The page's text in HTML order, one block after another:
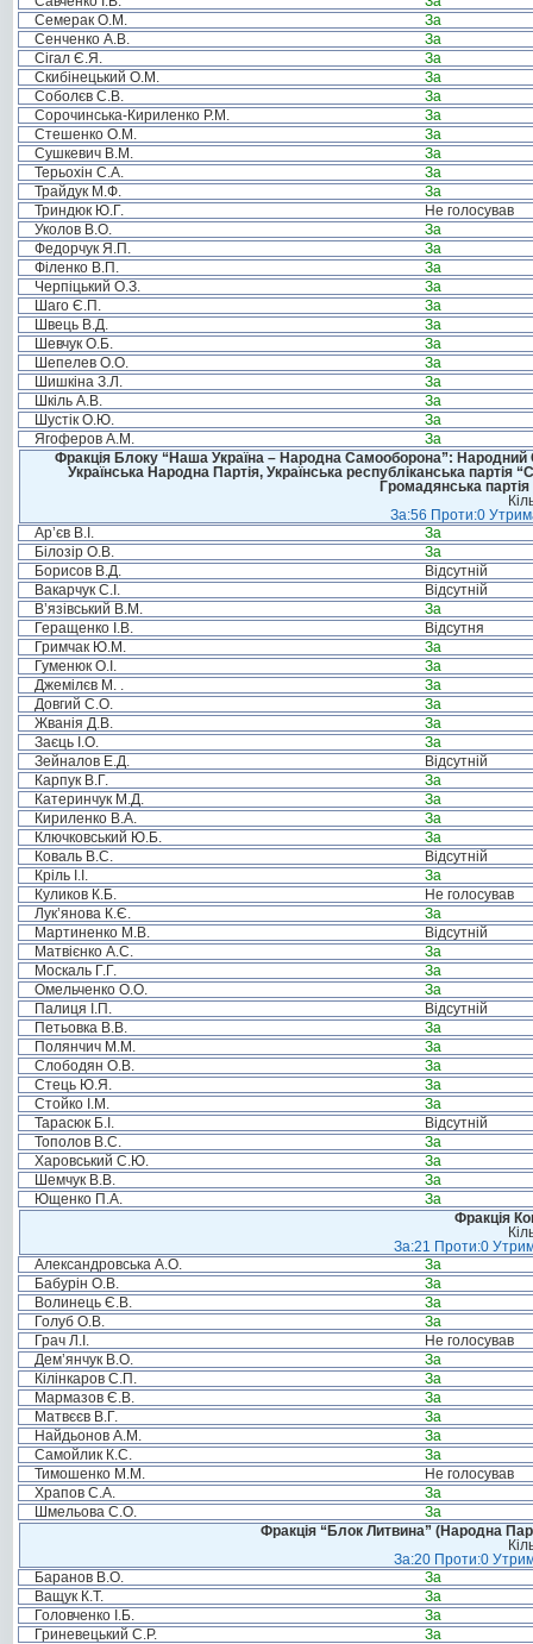
Семерак О.М.
За
Сенченко А.В.
За
Сігал Є.Я.
За
Скибінецький О.М.
За
Соболєв С.В.
За
Сорочинська-Кириленко Р.М.
За
Стешенко О.М.
За
Сушкевич В.М.
За
Терьохін С.А.
За
Трайдук М.Ф.
За
Триндюк Ю.Г.
Не голосував
Уколов В.О.
За
Федорчук Я.П.
За
Філенко В.П.
За
Черпіцький О.З.
За
Шаго Є.П.
За
Швець В.Д.
За
Шевчук О.Б.
За
Шепелев О.О.
За
Шишкіна З.Л.
За
Шкіль А.В.
За
Шустік О.Ю.
За
Ягоферов А.М.
За
Фракція Блоку “Наша Україна – Народна Самооборона”: Народний
Українська Народна Партія, Українська республіканська
Громадянська
За:56 Проти:0
Ар’єв В.І.
За
Білозір О.В.
За
Борисов В.Д.
Відсутній
Вакарчук С.І.
Відсутній
В’язівський В.М.
За
Геращенко І.В.
Відсутня
Гримчак Ю.М.
За
Гуменюк О.І.
За
Джемілєв М. .
За
Довгий С.О.
За
Жванія Д.В.
За
Заєць І.О.
За
Зейналов Е.Д.
Відсутній
Карпук В.Г.
За
Катеринчук М.Д.
За
Кириленко В.А.
За
Ключковський Ю.Б.
За
Коваль В.С.
Відсутній
Кріль І.І.
За
Куликов К.Б.
Не голосував
Лук’янова К.Є.
За
Мартиненко М.В.
Відсутній
Матвієнко А.С.
За
Москаль Г.Г.
За
Омельченко О.О.
За
Палиця І.П.
Відсутній
Петьовка В.В.
За
Полянчич М.М.
За
Слободян О.В.
За
Стець Ю.Я.
За
Стойко І.М.
За
Тарасюк Б.І.
Відсутній
Тополов В.С.
За
Харовський С.Ю.
За
Шемчук В.В.
За
Ющенко П.А.
За
Фракція
За:21 Проти:0
Александровська А.О.
За
Бабурін О.В.
За
Волинець Є.В.
За
Голуб О.В.
За
Грач Л.І.
Не голосував
Дем’янчук В.О.
За
Кілінкаров С.П.
За
Мармазов Є.В.
За
Матвєєв В.Г.
За
Найдьонов А.М.
За
Самойлик К.С.
За
Тимошенко М.М.
Не голосував
Храпов С.А.
За
Шмельова С.О.
За
Фракція “Блок Литвина” (Народна
За:20 Проти:0
Баранов В.О.
За
Ващук К.Т.
За
Головченко І.Б.
За
Гриневецький С.Р.
За